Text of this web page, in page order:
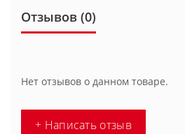
Отзывов (0)
Нет отзывов о данном товаре.
+ Написать отзыв